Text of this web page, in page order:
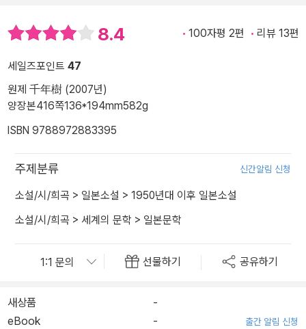
8.4 100자평 2편 리뷰 13편
세일즈포인트 47
원제 千年樹 (2007년)
양장본416쪽136*194mm582g
ISBN 9788972883395
주제분류 신간알림 신청
소설/시/희곡 > 일본소설 > 1950년대 이후 일본소설
소설/시/희곡 > 세계의 문학 > 일본문학
선물하기 공유하기
새상품
-
eBook
- 출간 알림 신청